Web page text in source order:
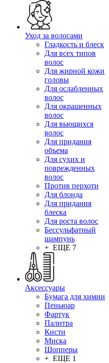
Уход за волосами
Гладкость и блеск
Для всех типов
волос
Для жирной кожи
головы
Для ослабленных
волос
Для окрашенных
волос
Для вьющихся
волос
Для придания
объема
Для сухих и
поврежденных
волос
Против перхоти
Для блонда
Для придания
блеска
Для роста волос
Бессульфатный
шампунь
+ ЕЩЕ 7
Аксессуары
Бумага для химии
Пеньюар
Фартук
Палитра
Кисти
Миска
Шопперы
+ ЕЩЕ 1